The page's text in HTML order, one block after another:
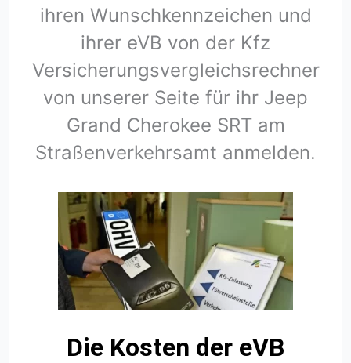
ihren Wunschkennzeichen und
ihrer eVB von der Kfz
Versicherungsvergleichsrechner
von unserer Seite für ihr Jeep
Grand Cherokee SRT am
Straßenverkehrsamt anmelden.
Die Kosten der eVB